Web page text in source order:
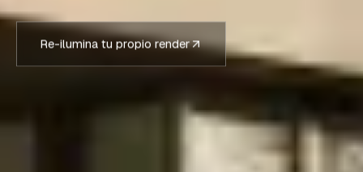
Re-ilumina tu propio render